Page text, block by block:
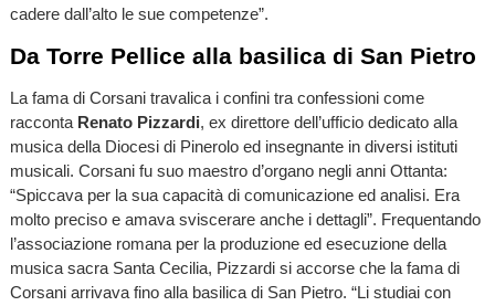
cadere dall’alto le sue competenze”.
Da Torre Pellice alla basilica di San Pietro
La fama di Corsani travalica i confini tra confessioni come
racconta Renato Pizzardi, ex direttore dell’ufficio dedicato alla
musica della Diocesi di Pinerolo ed insegnante in diversi istituti
musicali. Corsani fu suo maestro d’organo negli anni Ottanta:
“Spiccava per la sua capacità di comunicazione ed analisi. Era
molto preciso e amava sviscerare anche i dettagli”. Frequentando
l’associazione romana per la produzione ed esecuzione della
musica sacra Santa Cecilia, Pizzardi si accorse che la fama di
Corsani arrivava fino alla basilica di San Pietro. “Li studiai con